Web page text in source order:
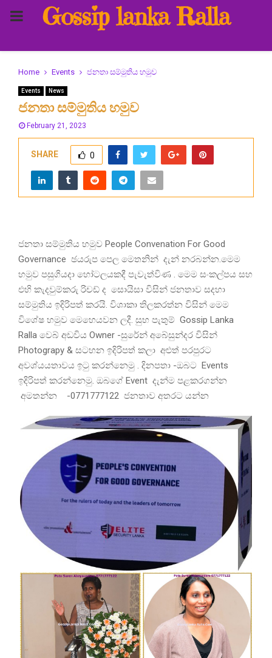
PRIMARY
MENU
Gossip lanka Ralla
Home Events ජනතා සම්මුතිය හමුව
Events News
ජනතා සම්මුතිය හමුව
February 21, 2023
SHARE 0
ජනතා සම්මුතිය හමුව People Convenation For Good
Governance ඡයරුප පෙල මෙතනින් දැන් නරබන්න.මෙම
හමුව පසුගියදා හෝටලයකදී පැවැත්විණ . මෙම සංකල්පය සහ
එහි කැදවුම්කරු රිචඩ් ද සොයිසා විසින් ජනතාව සදහා
සම්මුතිය ඉදිරිපත් කරයි. විශාකා තිලකරත්න විසින් මෙම
විශේෂ හමුව මෙහෙයවන ලදී. සුභ පැතුම් Gossip Lanka
Ralla වෙබ් අඩවිය Owner -සුරේන් අබේසුන්දර විසින්
Photograpy & සටහන ඉදිරිපත් කලා අළුත් පරපුරට
අවශ්යයතාවය ඉටු කරන්නෙමු . දිනපතා -ඔබට Events
ඉදිරිපත් කරන්නෙමු. ඔබගේ Event දැන්ම පළකරගන්න
අමතන්න -0771777122 ජනතාව අතරට යන්න